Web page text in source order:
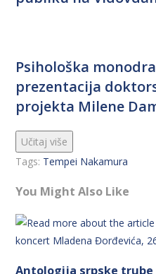
Psihološka
prezentacija
projekta Milene
Učitaj više
Tags: Tempei Nakamura
You Might Also Like
Antologija srpske trube